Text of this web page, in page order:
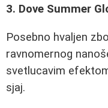
3. Dove Summer
Posebno hvaljen
ravnomernog
svetlucavim
sjaj.